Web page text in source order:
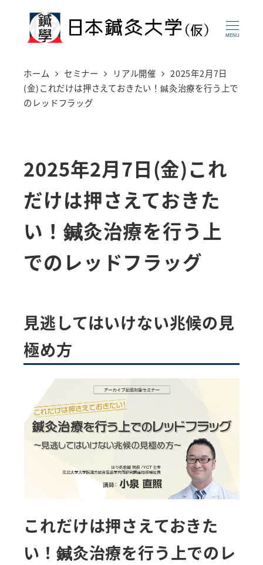
MENU
ホーム セミナー リアル開催
2025年2月7日
(金)これだけは押さえておきたい！鍼灸治療を行う上で
のレッドフラッグ
2025年2月7日(金)これ
だけは押さえておきた
い！鍼灸治療を行う上
でのレッドフラッグ
見逃してはいけない兆候の見
極め方
これだけは押さえておきた
い！鍼灸治療を行う上でのレ